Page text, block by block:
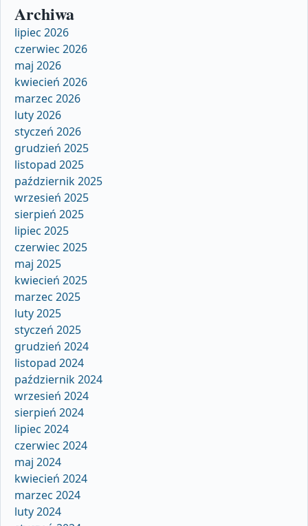
Archiwa
lipiec 2026
czerwiec 2026
maj 2026
kwiecień 2026
marzec 2026
luty 2026
styczeń 2026
grudzień 2025
listopad 2025
październik 2025
wrzesień 2025
sierpień 2025
lipiec 2025
czerwiec 2025
maj 2025
kwiecień 2025
marzec 2025
luty 2025
styczeń 2025
grudzień 2024
listopad 2024
październik 2024
wrzesień 2024
sierpień 2024
lipiec 2024
czerwiec 2024
maj 2024
kwiecień 2024
marzec 2024
luty 2024